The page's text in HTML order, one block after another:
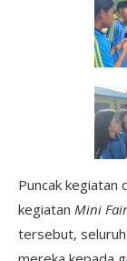
Puncak kegiatan
kegiatan Mini
tersebut,